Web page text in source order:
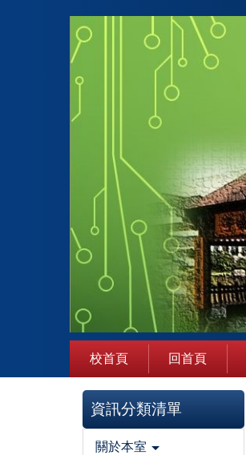
校首頁 回首頁
資訊分類清單
關於本室